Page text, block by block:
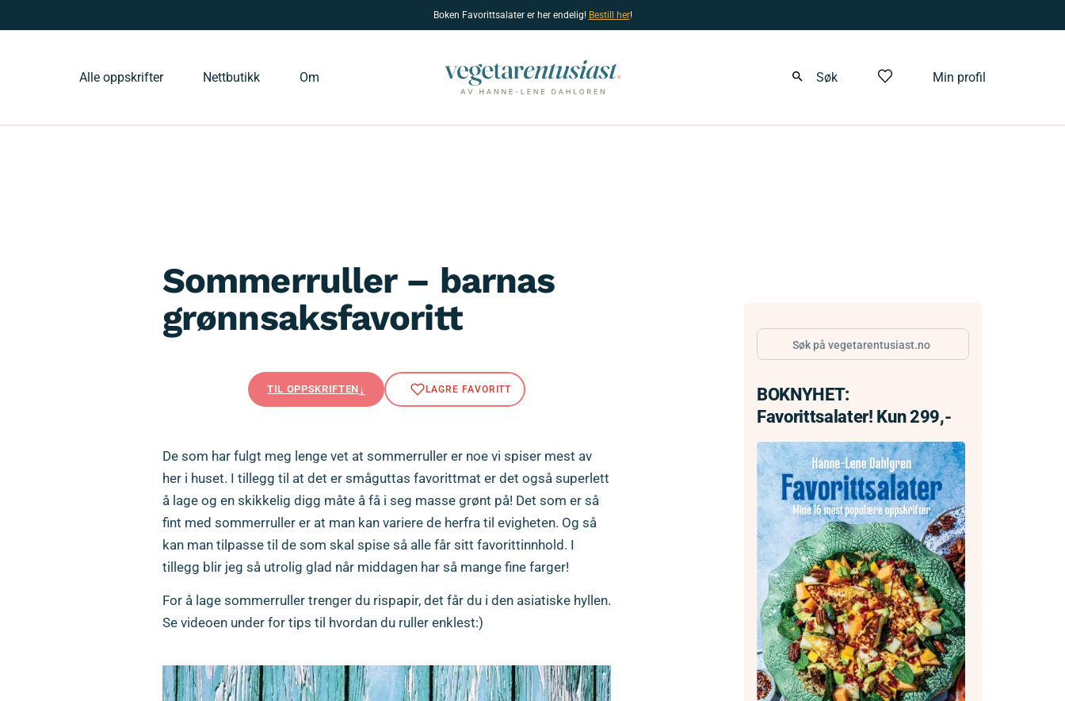
Boken Favorittsalater er her endelig! Bestill her!
Alle oppskrifter Nettbutikk Om Søk Min profil
Sommerruller – barnas
grønnsaksfavoritt
TIL OPPSKRIFTEN
De som har fulgt meg lenge vet at sommerruller er noe vi spiser mest av
her i huset. I tillegg til at det er småguttas favorittmat er det også superlett
å lage og en skikkelig digg måte å få i seg masse grønt på! Det som er så
fint med sommerruller er at man kan variere de herfra til evigheten. Og så
kan man tilpasse til de som skal spise så alle får sitt favorittinnhold. I
tillegg blir jeg så utrolig glad når middagen har så mange fine farger!
For å lage sommerruller trenger du rispapir, det får du i den asiatiske hyllen.
Se videoen under for tips til hvordan du ruller enklest:)
BOKNYHET:
Favorittsalater! Kun 299,-